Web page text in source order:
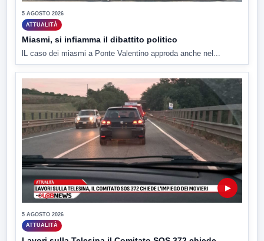
5 AGOSTO 2026
ATTUALITÀ
Miasmi, si infiamma il dibattito politico
lL caso dei miasmi a Ponte Valentino approda anche nel...
▶
5 AGOSTO 2026
ATTUALITÀ